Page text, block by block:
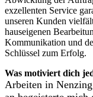
exzellenten Service
unseren Kunden
hauseigenen
Kommunikation und
Schlüssel zum Erfolg.
Was motiviert dich
Arbeiten in